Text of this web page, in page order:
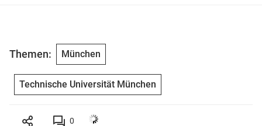
Themen: München
Technische Universität München
0